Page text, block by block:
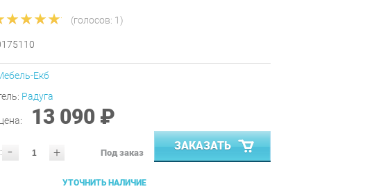
(голосов: 1)
Екб
Радуга
13 090 ₽
- + Под заказ
ЗАКАЗАТЬ
УТОЧНИТЬ НАЛИЧИЕ